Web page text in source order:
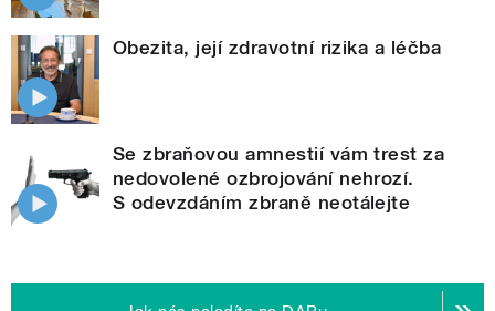
Obezita, její zdravotní rizika a léčba
Se zbraňovou amnestií vám trest za
nedovolené ozbrojování nehrozí.
S odevzdáním zbraně neotálejte